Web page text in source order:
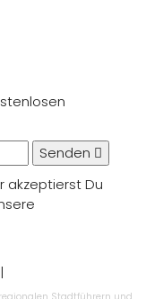
Senden
akzeptierst Du
|